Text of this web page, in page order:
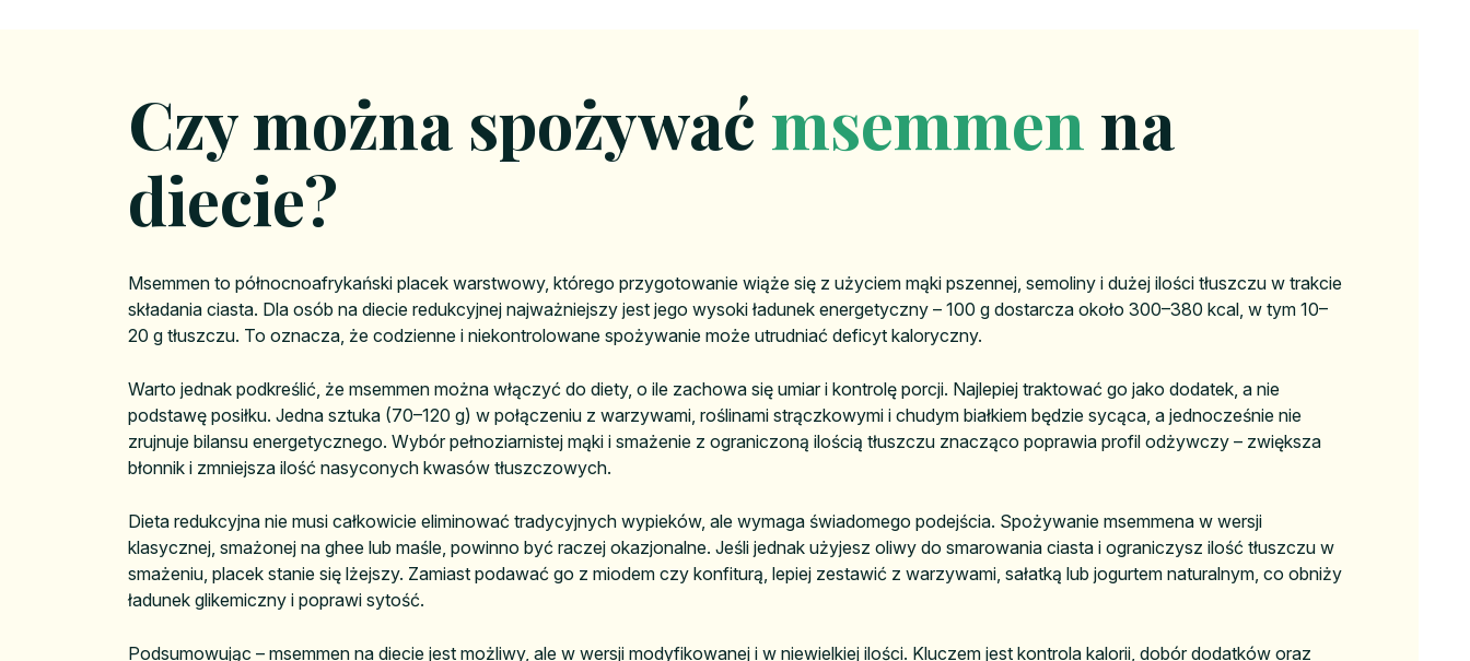
Czy można spożywać msemmen na
diecie?
Msemmen to północnoafrykański placek warstwowy, którego przygotowanie wiąże się z użyciem mąki pszennej, semoliny i dużej ilości tłuszczu w trakcie
składania ciasta. Dla osób na diecie redukcyjnej najważniejszy jest jego wysoki ładunek energetyczny – 100 g dostarcza około 300–380 kcal, w tym 10–
20 g tłuszczu. To oznacza, że codzienne i niekontrolowane spożywanie może utrudniać deficyt kaloryczny.
Warto jednak podkreślić, że msemmen można włączyć do diety, o ile zachowa się umiar i kontrolę porcji. Najlepiej traktować go jako dodatek, a nie
podstawę posiłku. Jedna sztuka (70–120 g) w połączeniu z warzywami, roślinami strączkowymi i chudym białkiem będzie sycąca, a jednocześnie nie
zrujnuje bilansu energetycznego. Wybór pełnoziarnistej mąki i smażenie z ograniczoną ilością tłuszczu znacząco poprawia profil odżywczy – zwiększa
błonnik i zmniejsza ilość nasyconych kwasów tłuszczowych.
Dieta redukcyjna nie musi całkowicie eliminować tradycyjnych wypieków, ale wymaga świadomego podejścia. Spożywanie msemmena w wersji
klasycznej, smażonej na ghee lub maśle, powinno być raczej okazjonalne. Jeśli jednak użyjesz oliwy do smarowania ciasta i ograniczysz ilość tłuszczu w
smażeniu, placek stanie się lżejszy. Zamiast podawać go z miodem czy konfiturą, lepiej zestawić z warzywami, sałatką lub jogurtem naturalnym, co obniży
ładunek glikemiczny i poprawi sytość.
Podsumowując – msemmen na diecie jest możliwy, ale w wersji modyfikowanej i w niewielkiej ilości. Kluczem jest kontrola kalorii, dobór dodatków oraz